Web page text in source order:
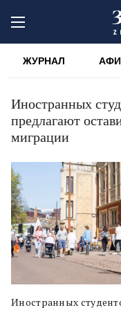
ЖУРНАЛ
Иностранных
предлагают
миграции
Иностранных